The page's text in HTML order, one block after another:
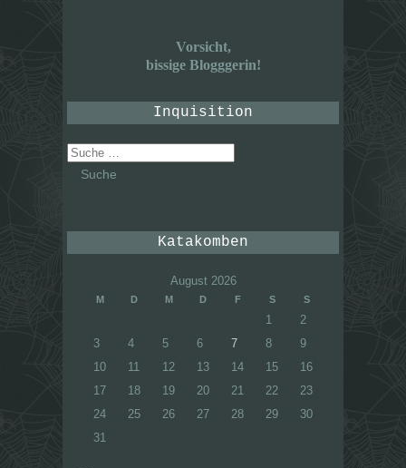
Vorsicht,
bissige Blogggerin!
Inquisition
Suche
nach:
Katakomben
August 2026
M D M D F S S
1
2
3
4 5 6 7 8
9
10
11 12 13 14 15
16
17
18 19 20 21 22
23
24
25 26 27 28 29
30
31